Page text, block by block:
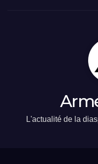
L'actualité de la